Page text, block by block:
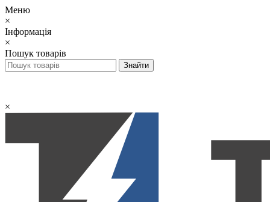
Меню
×
Інформація
×
Пошук товарів
×